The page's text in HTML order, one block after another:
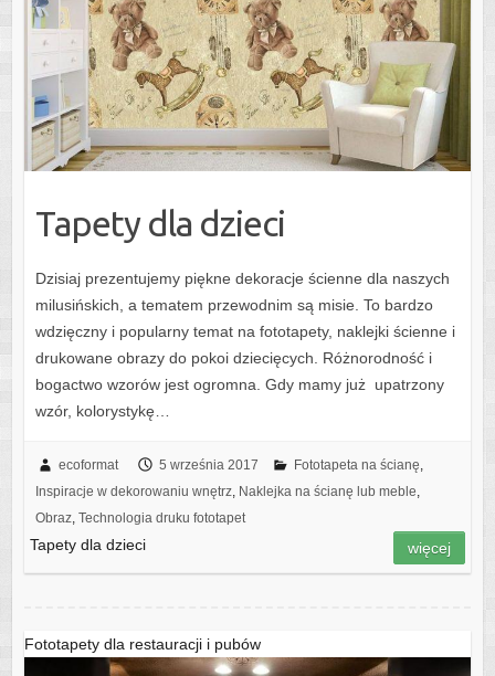
Tapety dla dzieci
Dzisiaj prezentujemy piękne dekoracje ścienne dla naszych
milusińskich, a tematem przewodnim są misie. To bardzo
wdzięczny i popularny temat na fototapety, naklejki ścienne i
drukowane obrazy do pokoi dziecięcych. Różnorodność i
bogactwo wzorów jest ogromna. Gdy mamy już upatrzony
wzór, kolorystykę…
ecoformat 5 września 2017 Fototapeta na ścianę,
Inspiracje w dekorowaniu wnętrz, Naklejka na ścianę lub meble,
Obraz, Technologia druku fototapet
Tapety dla dzieci więcej
Fototapety dla restauracji i pubów